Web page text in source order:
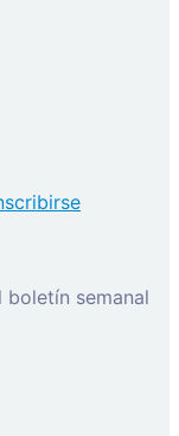
semanal